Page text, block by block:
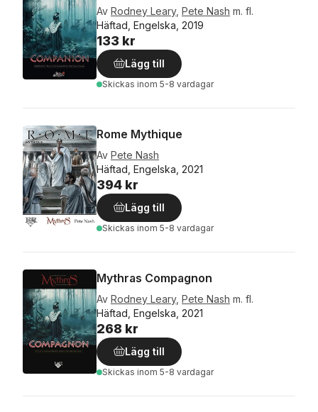
Av Rodney Leary, Pete Nash m. fl.
Häftad, Engelska, 2019
133 kr
Lägg till
Skickas inom 5-8 vardagar
Rome Mythique
Av Pete Nash
Häftad, Engelska, 2021
394 kr
Lägg till
Skickas inom 5-8 vardagar
Mythras Compagnon
Av Rodney Leary, Pete Nash m. fl.
Häftad, Engelska, 2021
268 kr
Lägg till
Skickas inom 5-8 vardagar